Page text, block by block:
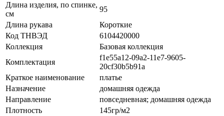
Длина изделия, по спинке,
см
95
Длина рукава
Короткие
Код ТНВЭД
6104420000
Коллекция
Базовая коллекция
Комплектация
f1e55a12-09a2-11e7-9605-
20cf30b5b91a
Краткое наименование
платье
Назначение
домашняя одежда
Направление
повседневная; домашняя одежда
Плотность
145гр/м2